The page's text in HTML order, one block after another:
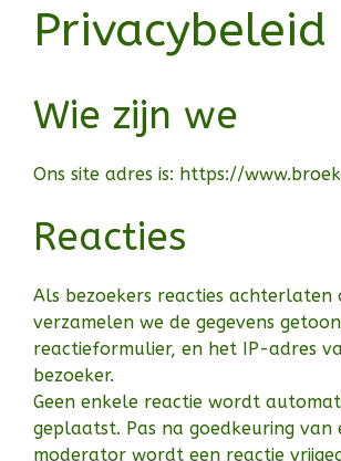
Privacybeleid
Wie zijn we
Ons site adres is: https://
Reacties
Als bezoekers reacties achterlaten
verzamelen we de gegevens
reactieformulier, en het IP-adres
bezoeker.
Geen enkele reactie wordt
geplaatst. Pas na goedkeuring van
moderator wordt een reactie